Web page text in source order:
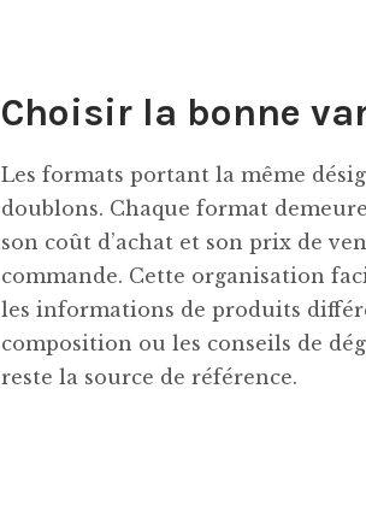
Choisir la bonne
Les formats portant la même
doublons. Chaque format
son coût d’achat et son prix de
commande. Cette organisation
les informations de produits
composition ou les conseils de
reste la source de référence.